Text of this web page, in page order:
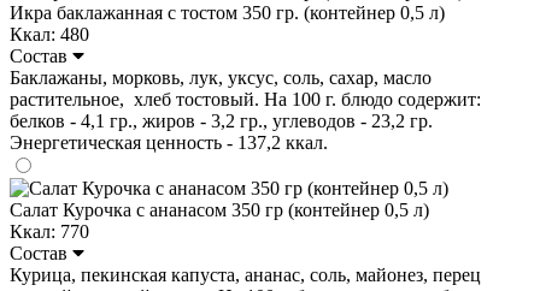
Икра баклажанная с тостом 350 гр. (контейнер 0,5 л)
Ккал: 480
Состав
Баклажаны, морковь, лук, уксус, соль, сахар, масло
растительное, хлеб тостовый. На 100 г. блюдо содержит:
белков - 4,1 гр., жиров - 3,2 гр., углеводов - 23,2 гр.
Энергетическая ценность - 137,2 ккал.
Салат Курочка с ананасом 350 гр (контейнер 0,5 л)
Ккал: 770
Состав
Курица, пекинская капуста, ананас, соль, майонез, перец